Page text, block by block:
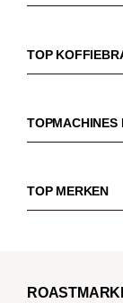
Koffiebonen
Biologische koffie
Espresso
French Press
TOP
Dinzler
Elbgold
Tre Forze
TOPMACHINES
Pistonmachines
Filter
TOP MERKEN
ROAST